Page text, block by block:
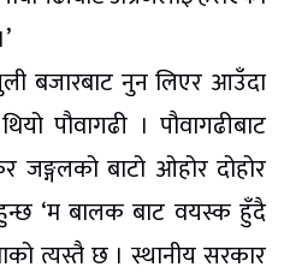
बजारबाट नुन लिएर आउँदा
पौवागढी । पौवागढीबाट
जङ्गलको बाटो ओहोर दोहोर
‘म बालक बाट वयस्क हुँदै
त्यस्तै छ । स्थानीय सरकार